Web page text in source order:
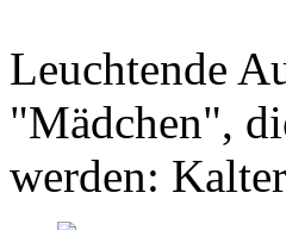
Leuchtende
"Mädchen",
werden: